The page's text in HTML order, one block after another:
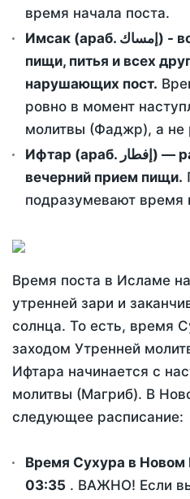
время начала поста.
Имсак (араб. إمساك) - воздержание от приема
пищи, питья и всех
нарушающих пост.
ровно в момент
молитвы (Фаджр), а не
Ифтар (араб. إفطار) — разговение - это
вечерний прием пищи.
подразумевают время
Время поста в Исламе
утренней зари и
солнца. То есть, время
заходом Утренней
Ифтара начинается с
молитвы (Магриб). В
следующее расписание:
Время Сухура в Новом
03:35 . ВАЖНО! Если